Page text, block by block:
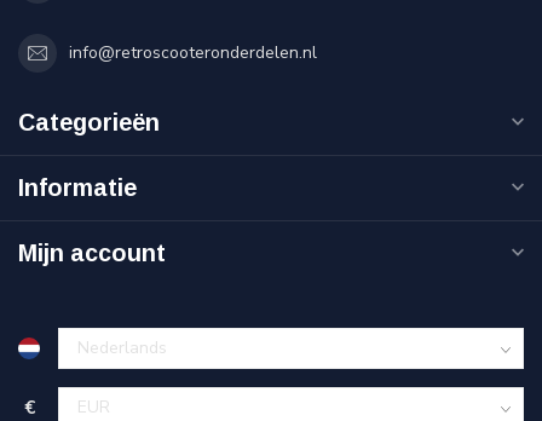
info@retroscooteronderdelen.nl
Categorieën
Informatie
Mijn account
€